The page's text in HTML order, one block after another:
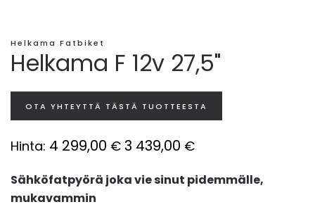
Helkama Fatbiket
Helkama F 12v 27,5"
OTA YHTEYTTÄ TÄSTÄ TUOTTEESTA
Hinta: 4 299,00 € 3 439,00 €
Sähköfatpyörä joka vie sinut pidemmälle,
mukavammin